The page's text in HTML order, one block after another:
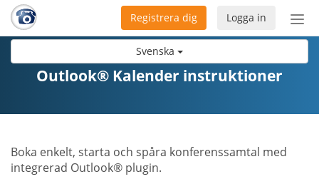
Svenska
Logga in
Registrera dig
Outlook® Kalender instruktioner
Boka enkelt, starta och spåra konferenssamtal med
integrerad Outlook® plugin.